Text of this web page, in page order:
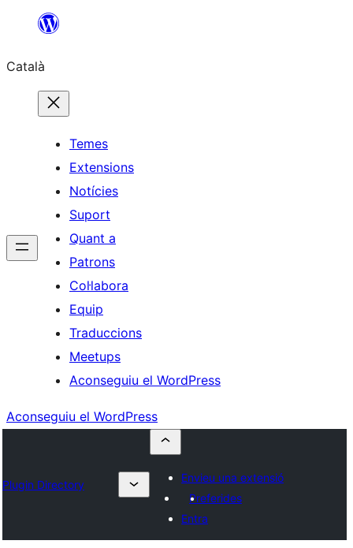
contingut
Català
Temes
Extensions
Notícies
Suport
Quant a
Patrons
Col·labora
Equip
Traduccions
Meetups
Aconseguiu el WordPress
Aconseguiu el WordPress
Plugin Directory
Envieu una extensió
Preferides
Entra